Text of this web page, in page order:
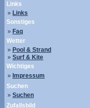
Links
» Links
Sonstiges
» Faq
Wetter
» Pool & Strand
» Surf & Kite
Wichtiges
» Impressum
Suchen
» Suchen
Zufallsbild